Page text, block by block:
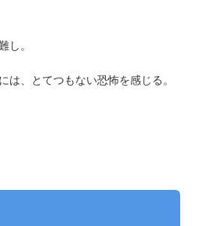
し。
は、とてつもない恐怖を感じる。